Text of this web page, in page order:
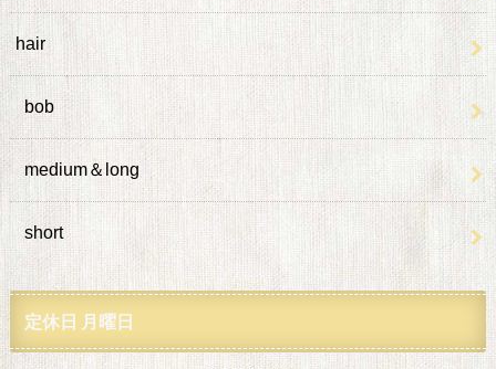
hair
bob
medium＆long
short
定休日 月曜日